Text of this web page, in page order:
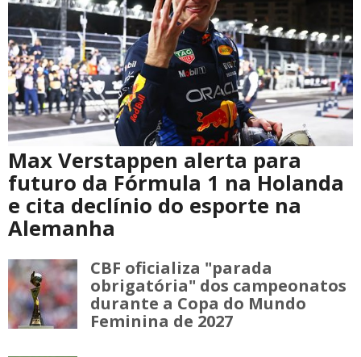
Max Verstappen alerta para
futuro da Fórmula 1 na Holanda
e cita declínio do esporte na
Alemanha
CBF oficializa "parada
obrigatória" dos campeonatos
durante a Copa do Mundo
Feminina de 2027